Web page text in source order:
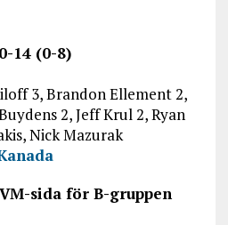
14 (0-8)
3, Brandon Ellement 2,
2, Jeff Krul 2, Ryan
Nick Mazurak
sida för B-gruppen